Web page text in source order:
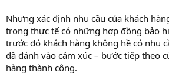
Nhưng xác định nhu cầu của khách
trong thực tế có những hợp đồng bảo
trước đó khách hàng không hề có nhu
đã đánh vào cảm xúc – bước tiếp theo
hàng thành công.